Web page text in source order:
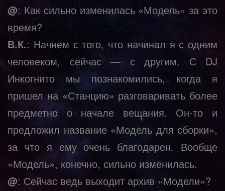
@: Как сильно изменилась «Модель» за это
время?
В.К.: Начнем с того, что начинал я с одним
человеком, сейчас — с другим. С DJ
Инкогнито мы познакомились, когда я
пришел на «Станцию» разговаривать более
предметно о начале вещания. Он-то и
предложил название «Модель для сборки»,
за что я ему очень благодарен. Вообще
«Модель», конечно, сильно изменилась.
@: Сейчас ведь выходит архив «Модели»?